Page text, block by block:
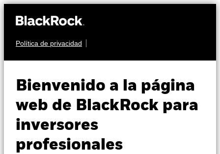
Política de privacidad
Bienvenido a la página
web de BlackRock para
inversores
profesionales
Perspectivas
Visión de mercado
Educación
Fixed Maturity Bond
Fund 2027